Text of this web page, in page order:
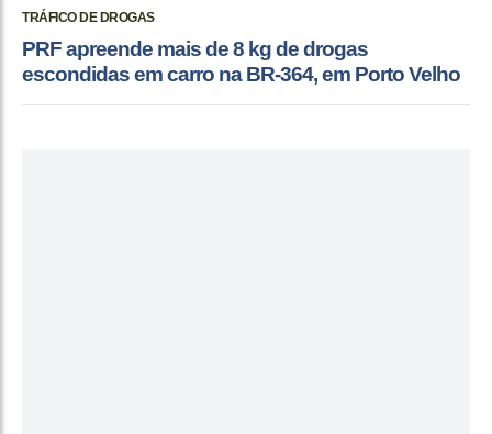
TRÁFICO DE DROGAS
PRF apreende mais de 8 kg de drogas
escondidas em carro na BR-364, em Porto Velho